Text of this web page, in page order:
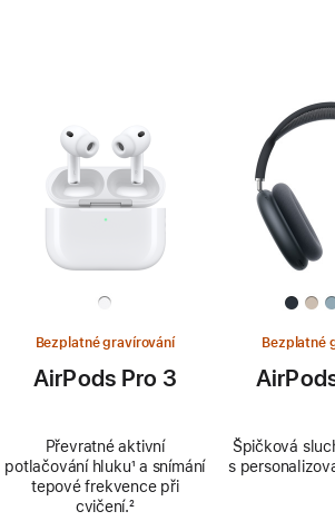
Bezplatné gravírování
AirPods Pro 3
Převratné aktivní
potlačování hlukuPoznámka
¹ a snímání
tepové frekvence při
cvičení.Poznámka
²
Bezplatné
Špičková
s